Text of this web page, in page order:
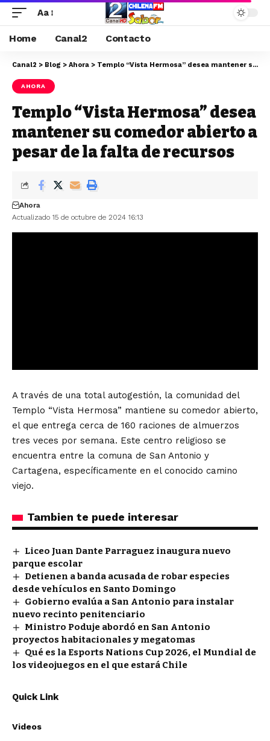
Aa
Home Canal2 Contacto
Canal2 > Blog > Ahora > Templo “Vista Hermosa” desea mantener su comedor abierto a pesar de la falta de recursos
AHORA
Templo “Vista Hermosa” desea
mantener su comedor abierto a
pesar de la falta de recursos
Actualizado 15 de octubre de 2024 16:13
Ahora
A través de una total autogestión, la comunidad del
Templo “Vista Hermosa” mantiene su comedor abierto,
el que entrega cerca de 160 raciones de almuerzos
tres veces por semana. Este centro religioso se
encuentra entre la comuna de San Antonio y
Cartagena, específicamente en el conocido camino
viejo.
Tambien te puede interesar
Liceo Juan Dante Parraguez inaugura nuevo
parque escolar
Detienen a banda acusada de robar especies
desde vehículos en Santo Domingo
Gobierno evalúa a San Antonio para instalar
nuevo recinto penitenciario
Ministro Poduje abordó en San Antonio
proyectos habitacionales y megatomas
Qué es la Esports Nations Cup 2026, el Mundial de
los videojuegos en el que estará Chile
Quick Link
Videos